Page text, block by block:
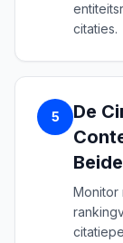
citaties.
5
De
Monitor